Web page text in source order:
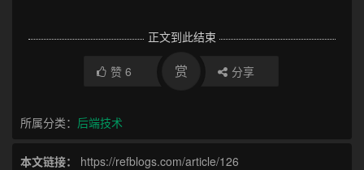
正文到此结束
赞 6 赏 分享
所属分类： 后端技术
本文链接：
https://refblogs.com/article/126